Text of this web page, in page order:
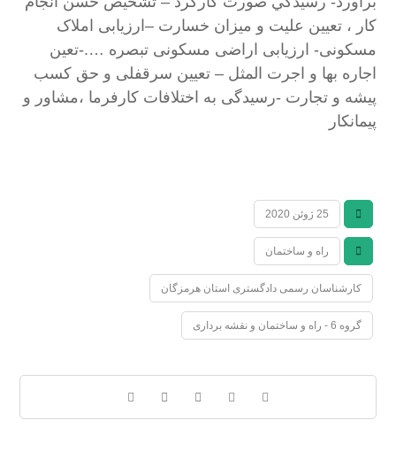
كار ، تعيين عليت و ميزان خسارت –ارزیابی املاک
مسکونی- ارزیابی اراضی مسکونی تبصره ….-تعین
اجاره بها و اجرت المثل – تعیین سرقفلی و حق کسب
پیشه و تجارت -رسیدگی به اختلافات کارفرما ،مشاور و
پیمانکار
25 ژوئن 2020
راه و ساختمان
کارشناسان رسمی دادگستری استان هرمزگان
گروه 6 - راه و ساختمان و نقشه برداری